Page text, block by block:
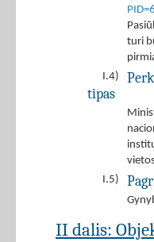
turi
I.4)
tipas
I.5)
II dalis: